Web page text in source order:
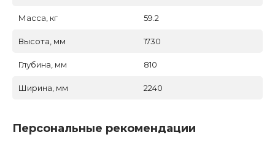
Масса, кг 59.2
Высота, мм 1730
Глубина, мм 810
Ширина, мм 2240
Персональные рекомендации